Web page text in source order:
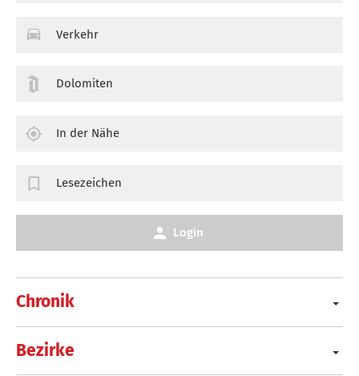
Chronik
Bezirke
Verkehr
Dolomiten
In der Nähe
Lesezeichen
Login